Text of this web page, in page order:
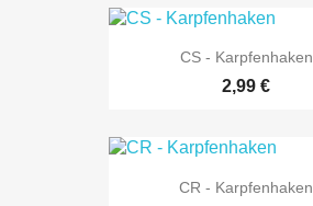
CS - Karpfenhaken
2,99 €
CR - Karpfenhaken